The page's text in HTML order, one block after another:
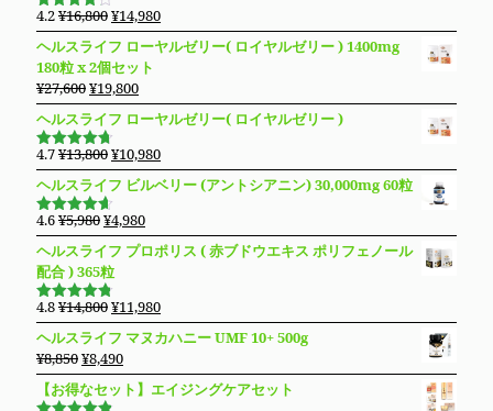
は
¥14,800
で
し
た。
格
は
¥13,280
5段階で
4.19の評
価
4.2¥16,800元
の
価
格
は
¥16,800
で
し
た。
¥14,980現
在
の
は
で
す。
ヘルスライフ ローヤルゼリー( ロイヤルゼリー ) 1400mg
180粒 x 2個セット
¥27,600元
の
価
格
は
¥27,600
で
し
た。
¥19,800現
在
価
格
は
¥19,800
で
す。
ヘルスライフ ローヤルゼリー( ロイヤルゼリー )
5段階で
4.69の評
価
4.7¥13,800元
の
価
格
は
¥13,800
で
し
た。
¥10,980現
在
の
格
は
す。
ヘルスライフ ビルベリー (アントシアニン) 30,000mg 60粒
5段階で
4.63の評
価
4.6¥5,980元
の
価
格
は
¥5,980
で
し
た。
¥4,980現
在
の
格
は
¥4,980
す。
ヘルスライフ プロポリス ( 赤ブドウエキス ポリフェノール
配合 ) 365粒
5段階で
4.76の評
価
4.8¥14,800元
の
価
格
は
¥11,980現
在
の
格
ヘルスライフ マヌカハニー UMF 10+ 500g
¥8,850元
の
価
¥8,490現
在
の
【お得なセット】エイジングケアセット